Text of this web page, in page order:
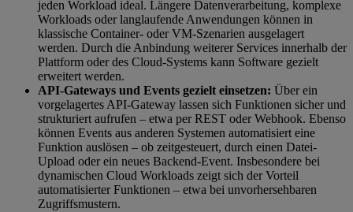
jeden Workload ideal. Längere Datenverarbeitung, komplexe
Workloads oder langlaufende Anwendungen können in
klassische Container- oder VM-Szenarien ausgelagert
werden. Durch die Anbindung weiterer Services innerhalb der
Plattform oder des Cloud-Systems kann Software gezielt
erweitert werden.
API-Gateways und Events gezielt einsetzen: Über ein
vorgelagertes API-Gateway lassen sich Funktionen sicher und
strukturiert aufrufen – etwa per REST oder Webhook. Ebenso
können Events aus anderen Systemen automatisiert eine
Funktion auslösen – ob zeitgesteuert, durch einen Datei-
Upload oder ein neues Backend-Event. Insbesondere bei
dynamischen Cloud Workloads zeigt sich der Vorteil
automatisierter Funktionen – etwa bei unvorhersehbaren
Zugriffsmustern.